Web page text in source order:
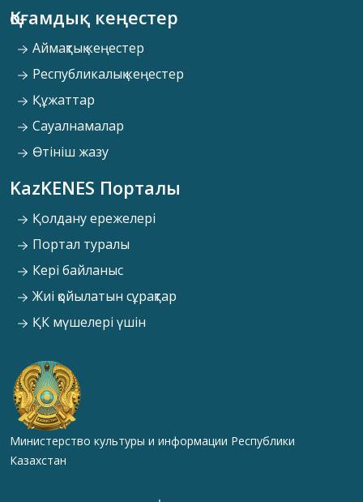
Қоғамдық кеңестер
Аймақтық кеңестер
Республикалық кеңестер
Құжаттар
Сауалнамалар
Өтініш жазу
KazKENES Порталы
Қолдану ережелері
Портал туралы
Кері байланыс
Жиі қойылатын сұрақтар
ҚК мүшелері үшін
Министерство культуры и информации Республики
Казахстан